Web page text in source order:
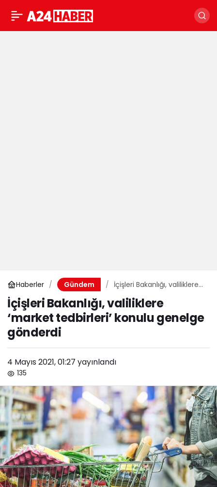
Haberler Gündem
İçişleri Bakanlığı, valiliklere
genelge gönderdi
İçişleri Bakanlığı, valiliklere
‘market tedbirleri’ konulu genelge
gönderdi
4 Mayıs 2021, 01:27 yayınlandı
135